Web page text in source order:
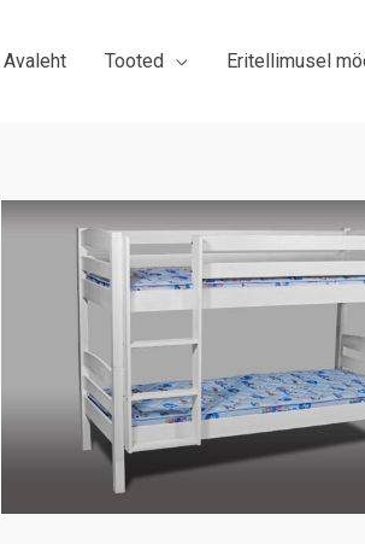
Avaleht Tooted Eritellimusel